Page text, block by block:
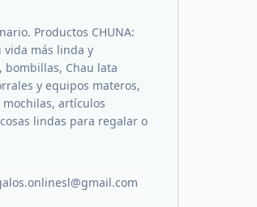
Productos CHUNA:
vida más linda y
bombillas, Chau lata
y equipos materos,
artículos
lindas para regalar o